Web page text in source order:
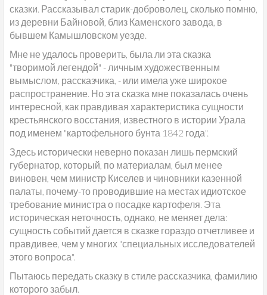
сказки. Рассказывал старик-доброволец, сколько помню,
из деревни Байновой, близ Каменского завода, в
бывшем Камышловском уезде.
Мне не удалось проверить, была ли эта сказка
"творимой легендой" - личным художественным
вымыслом, рассказчика, - или имела уже широкое
распространение. Но эта сказка мне показалась очень
интересной, как правдивая характеристика сущности
крестьянского восстания, известного в истории Урала
под именем "картофельного бунта 1842 года".
Здесь исторически неверно показан лишь пермский
губернатор, который, по материалам, был менее
виновен, чем министр Киселев и чиновники казенной
палаты, почему-то проводившие на местах идиотское
требование министра о посадке картофеля. Эта
историческая неточность, однако, не меняет дела:
сущность событий дается в сказке гораздо отчетливее и
правдивее, чем у многих "специальных исследователей
этого вопроса".
Пытаюсь передать сказку в стиле рассказчика, фамилию
которого забыл.